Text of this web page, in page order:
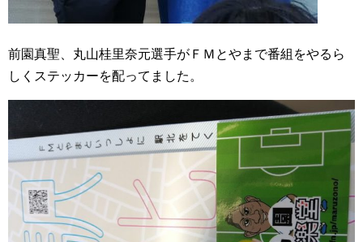
前園真聖、丸山桂里奈元選手がＦＭとやまで番組をやるら
しくステッカーを配ってました。